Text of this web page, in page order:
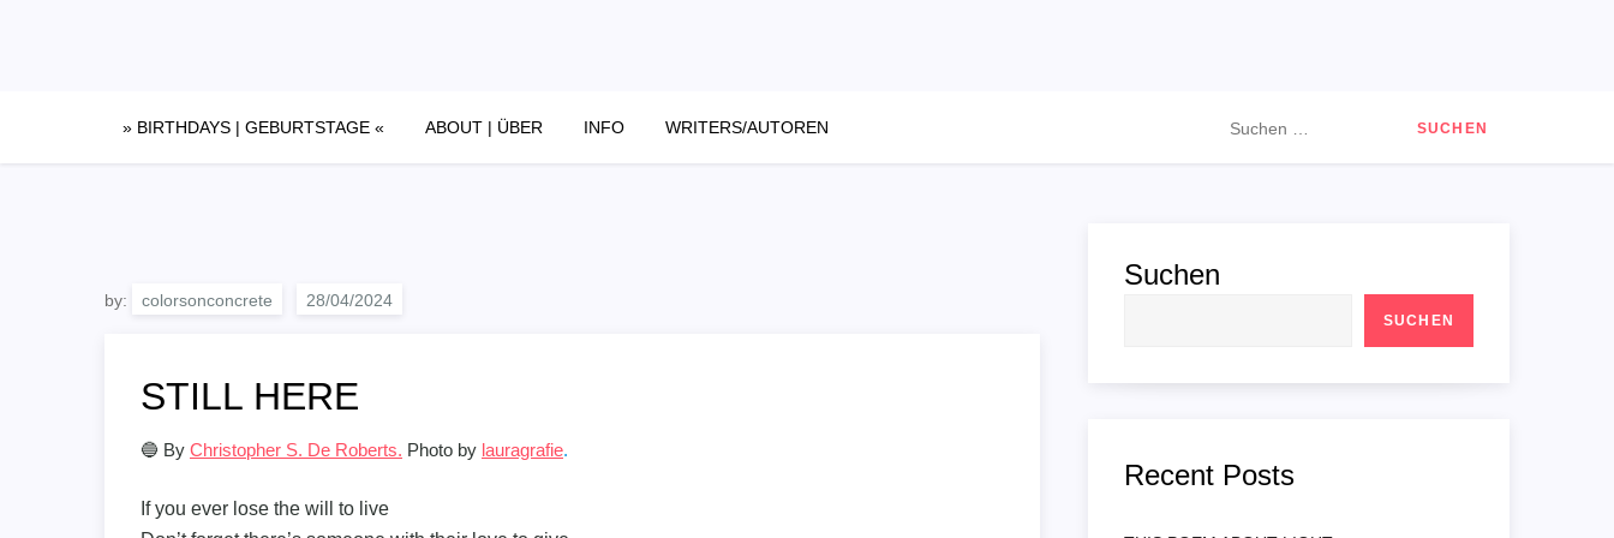
» BIRTHDAYS | GEBURTSTAGE « ABOUT | ÜBER INFO WRITERS/AUTOREN
nach:
by: colorsonconcrete
STILL HERE
🔵 By Christopher S. De Roberts. Photo by lauragrafie.
If you ever lose the will to live
Suchen
SUCHEN
Recent Posts